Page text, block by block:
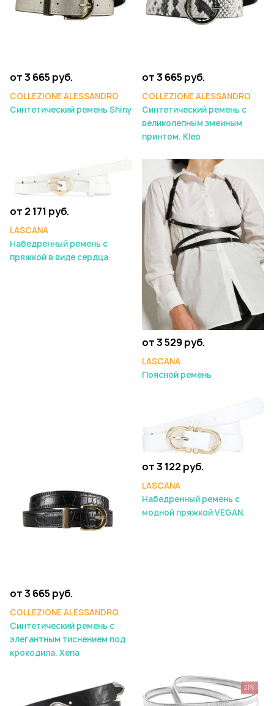
от 3 665 руб.
COLLEZIONE ALESSANDRO
Синтетический ремень Shiny
от 3 665 руб.
COLLEZIONE ALESSANDRO
Синтетический ремень с
великолепным змеиным
принтом. Kleo
от 2 171 руб.
LASCANA
Набедренный ремень с
пряжкой в виде сердца
от 3 529 руб.
LASCANA
Поясной ремень
от 3 665 руб.
COLLEZIONE ALESSANDRO
Синтетический ремень с
элегантным тиснением под
крокодила. Xena
от 3 122 руб.
LASCANA
Набедренный ремень с
модной пряжкой VEGAN.
21%